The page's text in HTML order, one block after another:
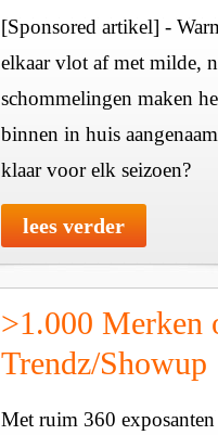
[Sponsored artikel] -
elkaar vlot af met milde,
schommelingen maken
binnen in huis
klaar voor elk seizoen?
lees verder
>1.000 Merken
Trendz/Showup
Met ruim 360